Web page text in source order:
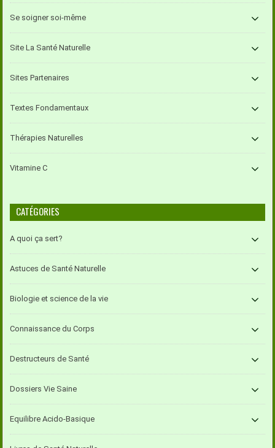
Se soigner soi-même
Site La Santé Naturelle
Sites Partenaires
Textes Fondamentaux
Thérapies Naturelles
Vitamine C
CATÉGORIES
A quoi ça sert?
Astuces de Santé Naturelle
Biologie et science de la vie
Connaissance du Corps
Destructeurs de Santé
Dossiers Vie Saine
Equilibre Acido-Basique